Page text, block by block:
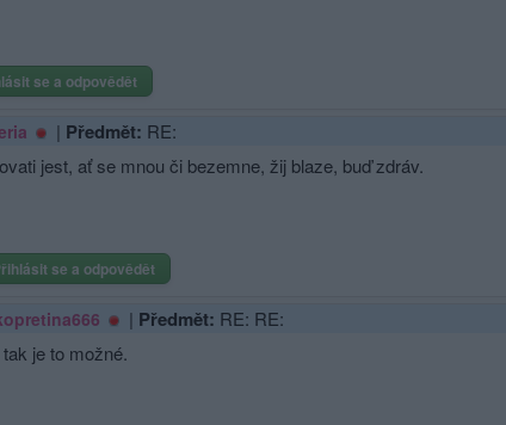
se a odpovědět
| Předmět: RE:
jest, ať se mnou či bezemne, žij blaze, buď zdráv.
se a odpovědět
| Předmět: RE: RE:
tak je to možné.